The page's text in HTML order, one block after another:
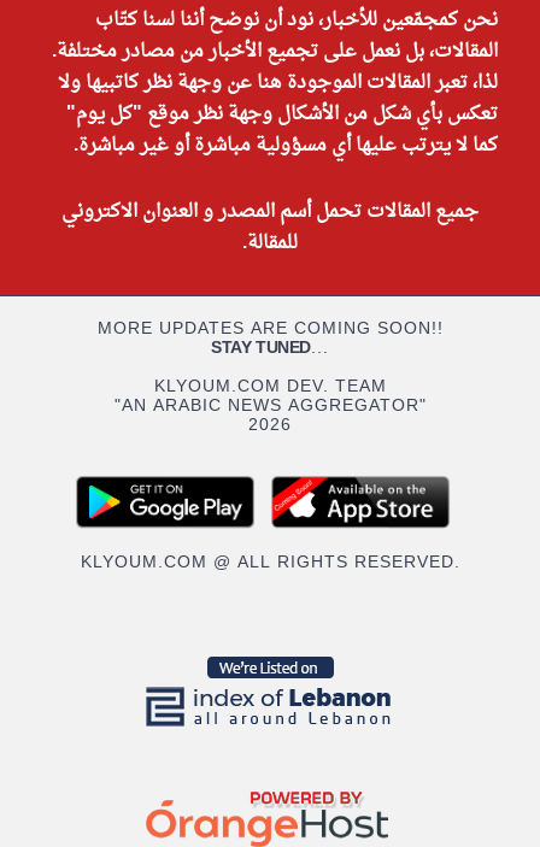
نحن كمجمّعين للأخبار، نود أن نوضح أننا لسنا كتّاب
المقالات، بل نعمل على تجميع الأخبار من مصادر مختلفة.
لذا، تعبر المقالات الموجودة هنا عن وجهة نظر كاتبيها ولا
تعكس بأي شكل من الأشكال وجهة نظر موقع "كل يوم"
كما لا يترتب عليها أي مسؤولية مباشرة أو غير مباشرة.
جميع المقالات تحمل أسم المصدر و العنوان الاكتروني
للمقالة.
MORE UPDATES ARE COMING SOON!!
STAY TUNED...
KLYOUM.COM DEV. TEAM
"AN ARABIC NEWS AGGREGATOR"
2026
KLYOUM.COM @ ALL RIGHTS RESERVED.